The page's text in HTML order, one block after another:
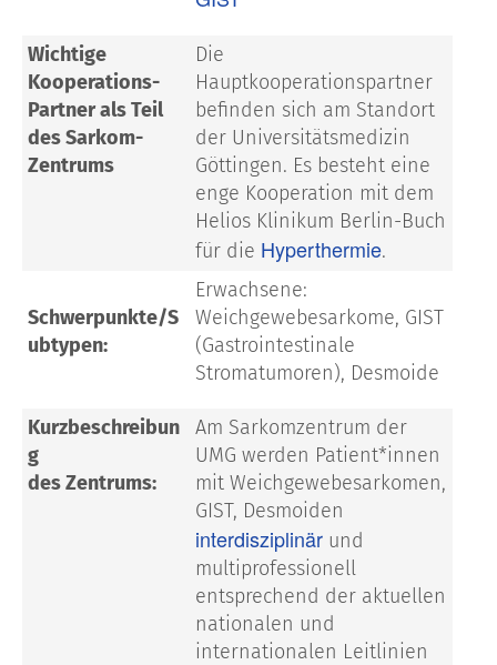
Wichtige
Kooperations-
Partner als Teil
des Sarkom-
Zentrums
Die
Hauptkooperationspartner
befinden sich am Standort
der Universitätsmedizin
Göttingen. Es besteht eine
enge Kooperation mit dem
Helios Klinikum Berlin-Buch
für die Hyperthermie.
Schwerpunkte/S
ubtypen:
Erwachsene:
Weichgewebesarkome, GIST
(Gastrointestinale
Stromatumoren), Desmoide
Kurzbeschreibun
g
des Zentrums:
Am Sarkomzentrum der
UMG werden Patient*innen
mit Weichgewebesarkomen,
GIST, Desmoiden
interdisziplinär und
multiprofessionell
entsprechend der aktuellen
nationalen und
internationalen Leitlinien